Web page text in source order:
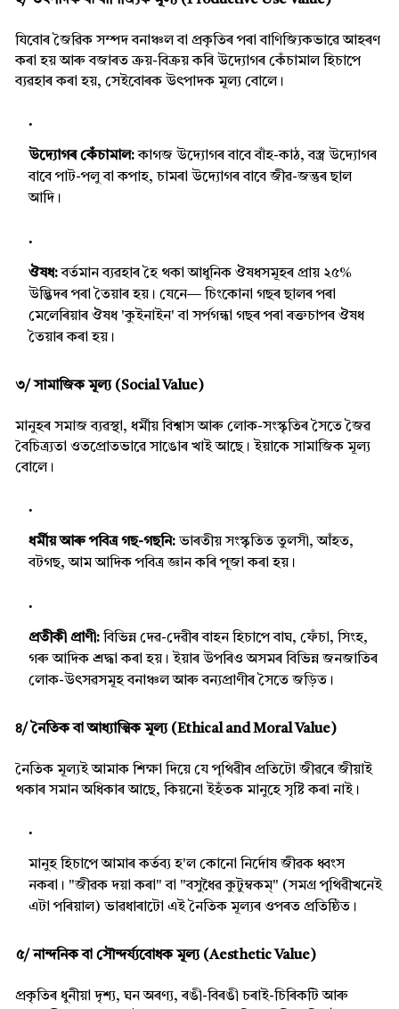
যিবোৰ জৈৱিক সম্পদ বনাঞ্চল বা প্ৰকৃতিৰ পৰা বাণিজ্যিকভাৱে আহৰণ
কৰা হয় আৰু বজাৰত ক্ৰয়-বিক্ৰয় কৰি উদ্যোগৰ কেঁচামাল হিচাপে
ব্যৱহাৰ কৰা হয়, সেইবোৰক উৎপাদক মূল্য বোলে।
উদ্যোগৰ কেঁচামাল:কাগজ উদ্যোগৰ বাবে বাঁহ-কাঠ, বস্ত্ৰ উদ্যোগৰ
বাবে পাট-পলু বা কপাহ, চামৰা উদ্যোগৰ বাবে জীৱ-জন্তুৰ ছাল
আদি।
ঔষধ:বৰ্তমান ব্যৱহাৰ হৈ থকা আধুনিক ঔষধসমূহৰ প্ৰায় ২৫%
উদ্ভিদৰ পৰা তৈয়াৰ হয়। যেনে— চিংকোনা গছৰ ছালৰ পৰা
মেলেৰিয়াৰ ঔষধ 'কুইনাইন' বা সৰ্পগন্ধা গছৰ পৰা ৰক্তচাপৰ ঔষধ
তৈয়াৰ কৰা হয়।
৩/ সামাজিক মূল্য (Social Value)
মানুহৰ সমাজ ব্যৱস্থা, ধৰ্মীয় বিশ্বাস আৰু লোক-সংস্কৃতিৰ সৈতে জৈৱ
বৈচিত্ৰ্যতা ওতপ্ৰোতভাৱে সাঙোৰ খাই আছে। ইয়াকে সামাজিক মূল্য
বোলে।
ধৰ্মীয় আৰু পবিত্ৰ গছ-গছনি:ভাৰতীয় সংস্কৃতিত তুলসী, আঁহত,
বটগছ, আম আদিক পবিত্ৰ জ্ঞান কৰি পূজা কৰা হয়।
প্ৰতীকী প্ৰাণী:বিভিন্ন দেৱ-দেৱীৰ বাহন হিচাপে বাঘ, ফেঁচা, সিংহ,
গৰু আদিক শ্ৰদ্ধা কৰা হয়। ইয়াৰ উপৰিও অসমৰ বিভিন্ন জনজাতিৰ
লোক-উৎসৱসমূহ বনাঞ্চল আৰু বন্যপ্ৰাণীৰ সৈতে জড়িত।
৪/ নৈতিক বা আধ্যাত্মিক মূল্য (Ethical and Moral Value)
নৈতিক মূল্যই আমাক শিক্ষা দিয়ে যে পৃথিৱীৰ প্ৰতিটো জীৱৰে জীয়াই
থকাৰ সমান অধিকাৰ আছে, কিয়নো ইহঁতক মানুহে সৃষ্টি কৰা নাই।
মানুহ হিচাপে আমাৰ কৰ্তব্য হ'ল কোনো নিৰ্দোষ জীৱক ধ্বংস
নকৰা। "জীৱক দয়া কৰা" বা "বসুধৈৱ কুটুম্বকম্" (সমগ্ৰ পৃথিৱীখনেই
এটা পৰিয়াল) ভাৱধাৰাটো এই নৈতিক মূল্যৰ ওপৰত প্ৰতিষ্ঠিত।
৫/ নান্দনিক বা সৌন্দৰ্য্যবোধক মূল্য (Aesthetic Value)
প্ৰকৃতিৰ ধুনীয়া দৃশ্য, ঘন অৰণ্য, ৰঙী-বিৰঙী চৰাই-চিৰিকটি আৰু